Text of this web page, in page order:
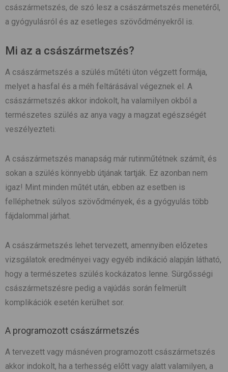
császármetszés, de szó lesz a császármetszés menetéről,
a gyógyulásról és az esetleges szövődményekről is.
Mi az a császármetszés?
A császármetszés a szülés műtéti úton végzett formája,
melyet a hasfal és a méh feltárásával végeznek el. A
császármetszés akkor indokolt, ha valamilyen okból a
természetes szülés az anya vagy a magzat egészségét
veszélyezteti.
A császármetszés manapság már rutinműtétnek számít, és
sokan a szülés könnyebb útjának tartják. Ez azonban nem
igaz! Mint minden műtét után, ebben az esetben is
felléphetnek súlyos szövődmények, és a gyógyulás több
fájdalommal járhat.
A császármetszés lehet tervezett, amennyiben előzetes
vizsgálatok eredményei vagy egyéb indikáció alapján látható,
hogy a természetes szülés kockázatos lenne. Sürgősségi
császármetszésre pedig a vajúdás során felmerült
komplikációk esetén kerülhet sor.
A programozott császármetszés
A tervezett vagy másnéven programozott császármetszés
akkor indokolt, ha a terhesség előtt vagy alatt valamilyen, a